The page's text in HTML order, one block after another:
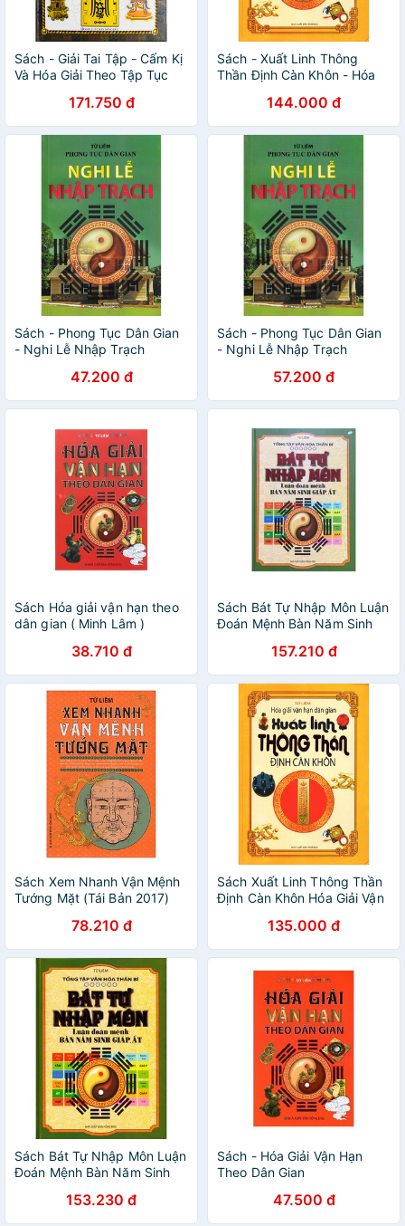
Sách - Giải Tai Tập - Cấm Kị
Và Hóa Giải Theo Tập Tục
171.750 đ
Sách - Xuất Linh Thông
Thần Định Càn Khôn - Hóa
Gigabook144.000 đ
Sách - Phong Tục Dân Gian
- Nghi Lễ Nhập Trạch
47.200 đ
Sách - Phong Tục Dân Gian
- Nghi Lễ Nhập Trạch
57.200 đ
Sách Hóa giải vận hạn theo
dân gian ( Minh Lâm )
38.710 đ
Sách Bát Tự Nhập Môn Luận
Đoán Mệnh Bàn Năm Sinh
157.210 đ
Sách Xem Nhanh Vận Mệnh
Tướng Mặt (Tái Bản 2017)
78.210 đ
Sách Xuất Linh Thông Thần
Định Càn Khôn Hóa Giải Vận
135.000 đ
Sách Bát Tự Nhập Môn Luận
Đoán Mệnh Bàn Năm Sinh
153.230 đ
Sách - Hóa Giải Vận Hạn
Theo Dân Gian
47.500 đ